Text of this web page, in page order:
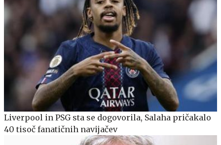
Liverpool in PSG sta se dogovorila, Salaha pričakalo
40 tisoč fanatičnih navijačev